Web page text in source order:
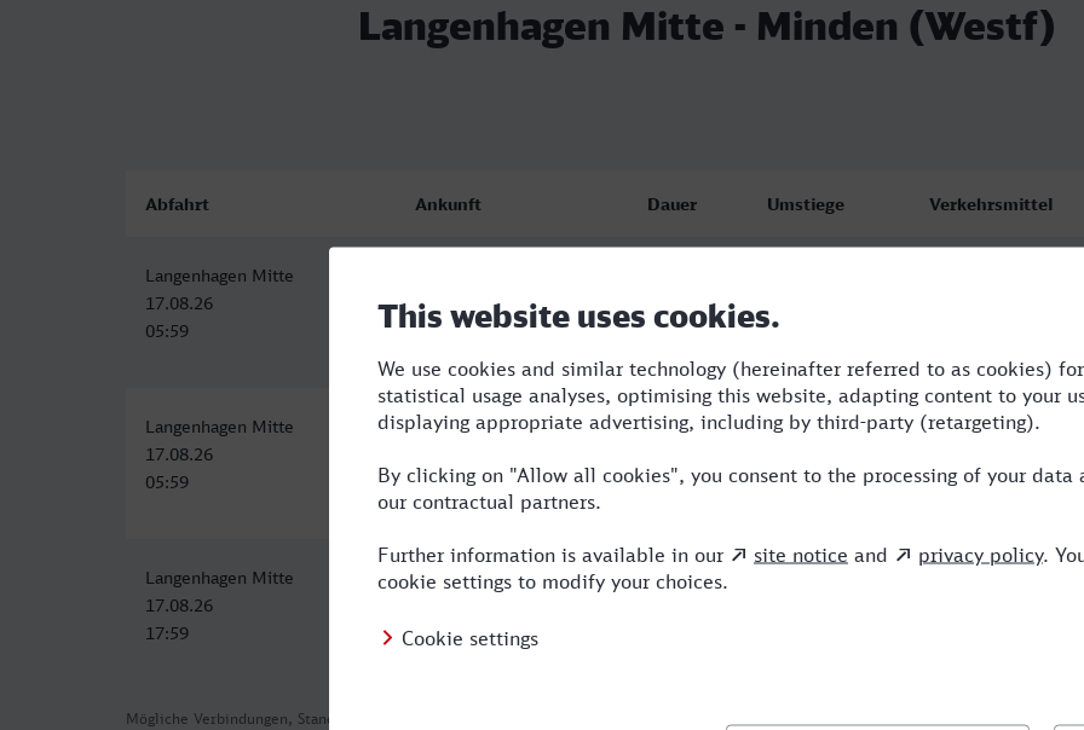
Langenhagen Mitte - Minden (Westf)
Mögliche Verbindungen, Stand: 2026-08-03 05:36
Abfahrt Ankunft Dauer Umstiege Verkehrsmittel
Langenhagen Mitte
17.08.26
05:59
17.08.26
07:56
Langenhagen Mitte
17.08.26
05:59
Minden (Westf)
07:56
1:57 2 RB,RE,ERB
Langenhagen Mitte
17.08.26
17:59
Minden (Westf)
19:56
1:57